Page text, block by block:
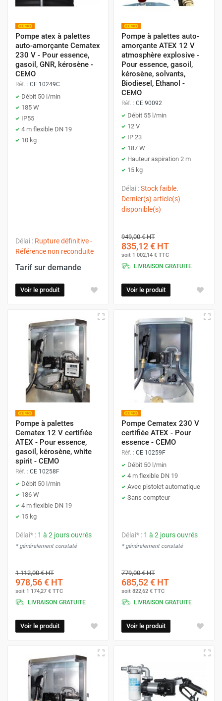
Pompe atex à palettes
auto-amorçante Cematex
230 V - Pour essence,
gasoil, GNR, kérosène -
CEMO
Réf. : CE 10249C
Débit 50 l/min
185 W
IP55
4 m flexible DN 19
10 kg
Délai : Rupture définitive -
Référence non reconduite
Tarif sur demande
Voir le produit
Pompe à palettes auto-
amorçante ATEX 12 V
atmosphère explosive -
Pour essence, gasoil,
kérosène, solvants,
Biodiesel, Ethanol -
CEMO
Réf. : CE 90092
Débit 55 l/min
12 V
IP 23
187 W
Hauteur aspiration 2 m
15 kg
Délai :Stock faible.
Dernier(s) article(s)
disponible(s)
949,00 €HT
835,12 € HT
soit 1 002,14 € TTC
LIVRAISON GRATUITE
Voir le produit
Pompe à palettes
Cematex 12 V certifiée
ATEX - Pour essence,
gasoil, kérosène, white
spirit - CEMO
Réf. : CE 10258F
Débit 50 l/min
186 W
4 m flexible DN 19
15 kg
Délai* : 1 à 2 jours ouvrés
* généralement constaté
1 112,00 €HT
978,56 € HT
soit 1 174,27 € TTC
LIVRAISON GRATUITE
Voir le produit
Pompe Cematex 230 V
certifiée ATEX - Pour
essence - CEMO
Réf. : CE 10259F
Débit 50 l/min
4 m flexible DN 19
Avec pistolet automatique
Sans compteur
Délai* : 1 à 2 jours ouvrés
* généralement constaté
779,00 €HT
685,52 € HT
soit 822,62 € TTC
LIVRAISON GRATUITE
Voir le produit